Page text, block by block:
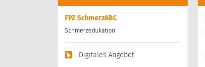
FPZ SchmerzABC
Schmerzedukation
Digitales Angebot